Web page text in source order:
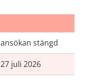
ansökan stängd
27 juli 2026